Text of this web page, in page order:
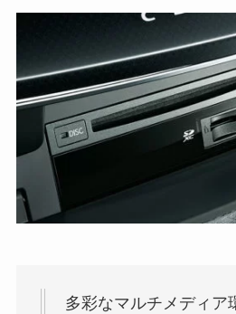
多彩なマルチメディア